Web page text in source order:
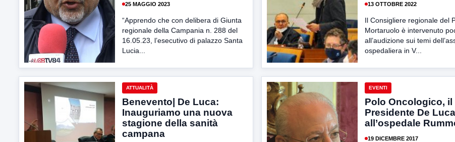
25 MAGGIO 2023
“Apprendo che con delibera di Giunta
regionale della Campania n. 288 del
16.05.23, l’esecutivo di palazzo Santa
Lucia...
13 OTTOBRE 2022
Il Consigliere regionale del
Mortaruolo è intervenuto
all’audizione sui temi
ospedaliera in V...
ATTUALITÀ
Benevento| De Luca:
Inauguriamo una nuova
stagione della sanità
campana
EVENTI
Polo Oncologico, il
Presidente De Luca
all’ospedale
19 DICEMBRE 2017